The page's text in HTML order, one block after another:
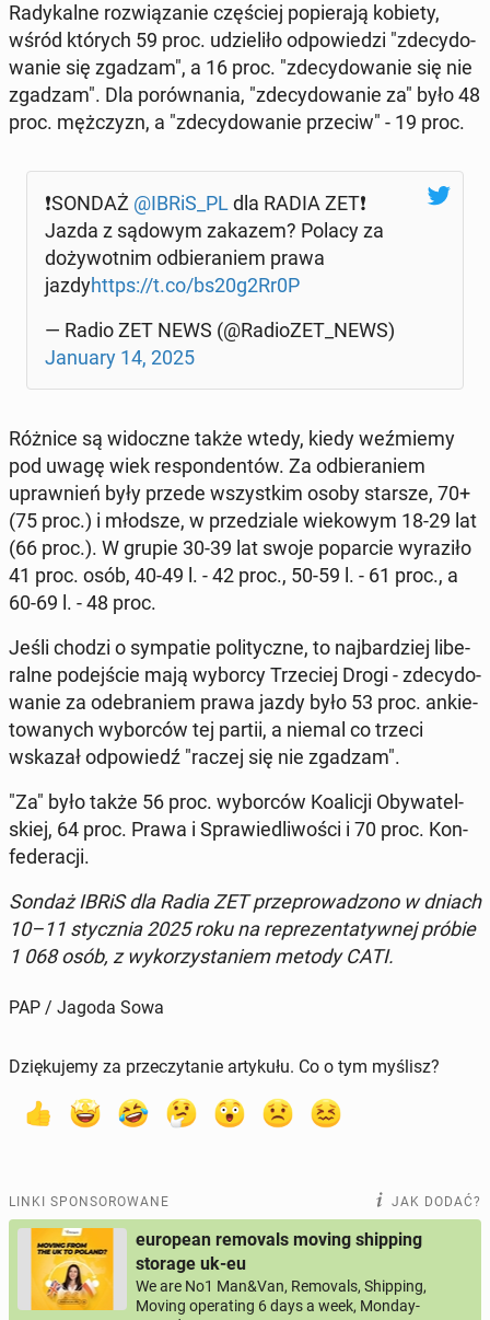
Ra­dy­kal­ne roz­wią­za­nie czę­ściej po­pie­ra­ją kobiety,
wśród których 59 proc. udzie­li­ło od­po­wie­dzi "zde­cy­do­
wa­nie się zgadzam", a 16 proc. "zde­cy­do­wa­nie się nie
zgadzam". Dla po­rów­na­nia, "zde­cy­do­wa­nie za" było 48
proc. męż­czyzn, a "zde­cy­do­wa­nie przeciw" - 19 proc.
❗️SON­DAŻ @IBRiS_PLdla RADIA ZET❗️
Jazda z sądowym zakazem? Polacy za
do­ży­wot­nim od­bie­ra­niem prawa
jazdyhttps://t.co/bs20g2Rr0P
— Radio ZET NEWS (@Ra­dio­ZET_NEWS)
January 14, 2025
Różnice są wi­docz­ne także wtedy, kiedy weź­mie­my
pod uwagę wiek re­spon­den­tów. Za od­bie­ra­niem
upraw­nień były przede wszyst­kim osoby starsze, 70+
(75 proc.) i młodsze, w prze­dzia­le wie­ko­wym 18-29 lat
(66 proc.). W grupie 30-39 lat swoje po­par­cie wy­ra­zi­ło
41 proc. osób, 40-49 l. - 42 proc., 50-59 l. - 61 proc., a
60-69 l. - 48 proc.
Jeśli chodzi o sym­pa­tie po­li­tycz­ne, to naj­bar­dziej li­be­
ral­ne po­dej­ście mają wyborcy Trze­ciej Drogi - zde­cy­do­
wa­nie za ode­bra­niem prawa jazdy było 53 proc. an­kie­
to­wa­nych wy­bor­ców tej partii, a niemal co trzeci
wskazał od­po­wiedź "raczej się nie zgadzam".
"Za" było także 56 proc. wy­bor­ców Ko­ali­cji Oby­wa­tel­
skiej, 64 proc. Prawa i Spra­wie­dli­wo­ści i 70 proc. Kon­
fe­de­ra­cji.
Sondaż IBRiS dla Radia ZET prze­pro­wa­dzo­no w dniach
10–11 stycz­nia 2025 roku na re­pre­zen­ta­tyw­nej próbie
1 068 osób, z wy­ko­rzy­sta­niem metody CATI.
PAP / Jagoda Sowa
Dziękujemy za przeczytanie artykułu. Co o tym myślisz?
LINKI SPONSOROWANE JAK DODAĆ?
european removals moving shipping
storage uk-eu
We are No1 Man&Van, Removals, Shipping,
Moving operating 6 days a week, Monday-